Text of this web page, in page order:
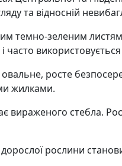
та відносній
темно-зеленим
часто
росте
жилками.
вираженого стебла.
рослини